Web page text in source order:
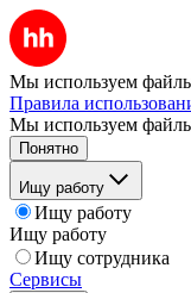
Мы используем файлы
Правила
Мы используем
Понятно
Ищу работу
Ищу работу
Ищу работу
Ищу сотрудника
Сервисы